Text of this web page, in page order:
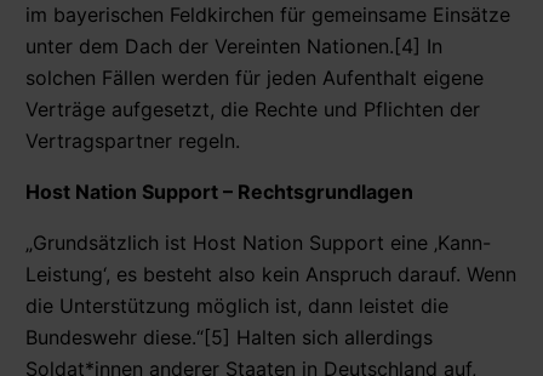
im bayerischen Feldkirchen für gemeinsame Einsätze
unter dem Dach der Vereinten Nationen.[4] In
solchen Fällen werden für jeden Aufenthalt eigene
Verträge aufgesetzt, die Rechte und Pflichten der
Vertragspartner regeln.
Host Nation Support – Rechtsgrundlagen
„Grundsätzlich ist Host Nation Support eine ‚Kann-
Leistung‘, es besteht also kein Anspruch darauf. Wenn
die Unterstützung möglich ist, dann leistet die
Bundeswehr diese.“[5] Halten sich allerdings
Soldat*innen anderer Staaten in Deutschland auf,